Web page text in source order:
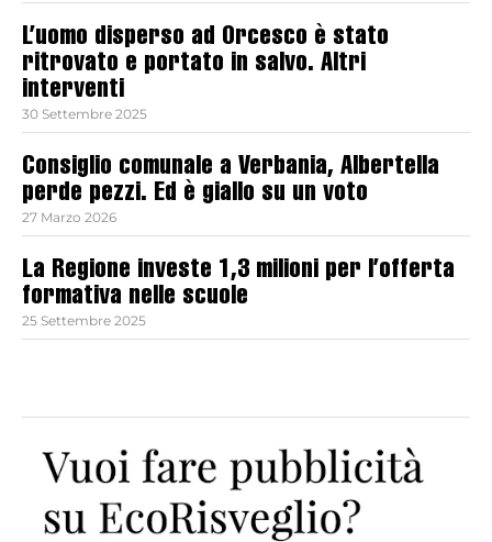
L’uomo disperso ad Orcesco è stato
ritrovato e portato in salvo. Altri
interventi
30 Settembre 2025
Consiglio comunale a Verbania, Albertella
perde pezzi. Ed è giallo su un voto
27 Marzo 2026
La Regione investe 1,3 milioni per l’offerta
formativa nelle scuole
25 Settembre 2025